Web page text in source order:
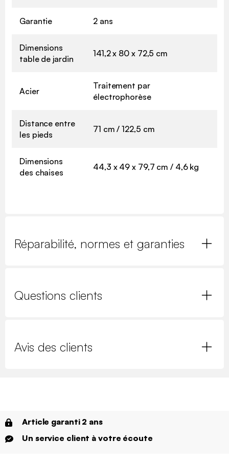
Garantie 2 ans
Dimensions
table de jardin
141,2 x 80 x 72,5 cm
Acier
Traitement par
électrophorèse
Distance entre
les pieds
71 cm / 122,5 cm
Dimensions
des chaises
44,3 x 49 x 79,7 cm / 4,6 kg
Réparabilité, normes et garanties
Questions clients
Avis des clients
Article garanti 2 ans
Un service client à votre écoute